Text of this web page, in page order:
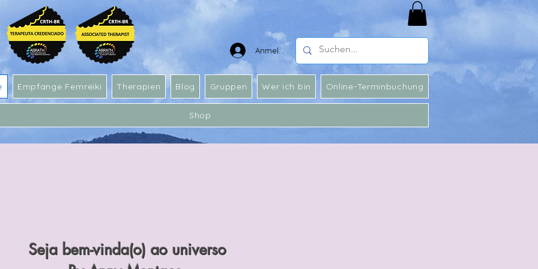
Anmelden
Empfange Fernreiki Therapien Blog Gruppen Wer ich bin Online-Terminbuchung
Shop
Seja bem-vinda(o) ao universo